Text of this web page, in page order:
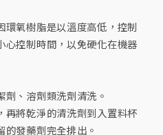
環氧樹脂是以溫度高低，控制
心控制時間，以免硬化在機器
劑、溶劑類洗劑清洗。
再將乾淨的清洗劑到入置料杯
的發藥劑完全排出。